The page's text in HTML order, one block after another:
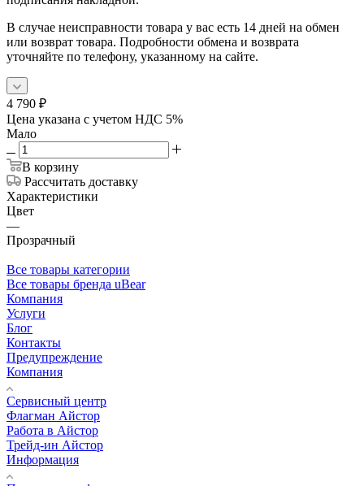
В случае неисправности товара у вас есть 14 дней на обмен
или возврат товара. Подробности обмена и возврата
уточняйте по телефону, указанному на сайте.
4 790 ₽
Цена указана с учетом НДС 5%
Мало
В корзину
Рассчитать доставку
Характеристики
Цвет
—
Прозрачный
Все товары категории
Все товары бренда uBear
Компания
Услуги
Блог
Контакты
Предупреждение
Компания
Сервисный центр
Флагман Айстор
Работа в Айстор
Трейд-ин Айстор
Информация